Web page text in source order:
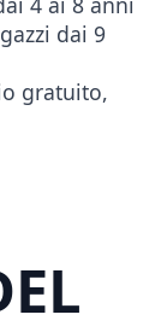
dai 9
gratuito,